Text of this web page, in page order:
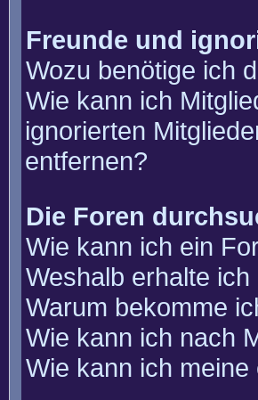
Freunde und
Wozu benötige ich
Wie kann ich
ignorierten
entfernen?
Die Foren
Wie kann ich ein
Weshalb erhalte
Warum bekomme
Wie kann ich nach
Wie kann ich